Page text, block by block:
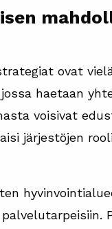
ovat
haetaan
voisivat
järjestöjen